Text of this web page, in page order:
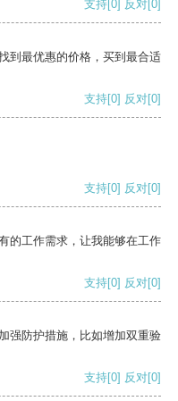
支持[0] 反对[0]
到最优惠的价格，买到最合适
支持[0] 反对[0]
支持[0] 反对[0]
的工作需求，让我能够在工作
支持[0] 反对[0]
强防护措施，比如增加双重验
支持[0] 反对[0]